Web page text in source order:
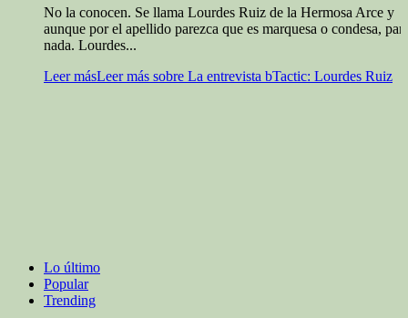
No la conocen. Se llama Lourdes Ruiz de la Hermosa Arce y
aunque por el apellido parezca que es marquesa o condesa,
nada. Lourdes...
Leer másLeer más sobre La entrevista bTactic: Lourdes Ruiz
Lo último
Popular
Trending